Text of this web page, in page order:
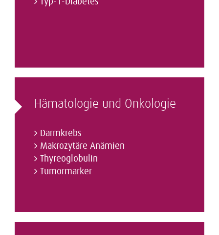
Hämatologie und Onkologie
Darmkrebs
Makrozytäre Anämien
Thyreoglobulin
Tumormarker